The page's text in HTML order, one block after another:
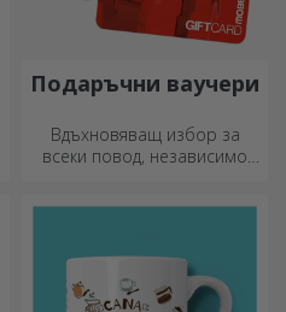
Подаръчни ваучери
Вдъхновяващ избор за
всеки повод, независимо